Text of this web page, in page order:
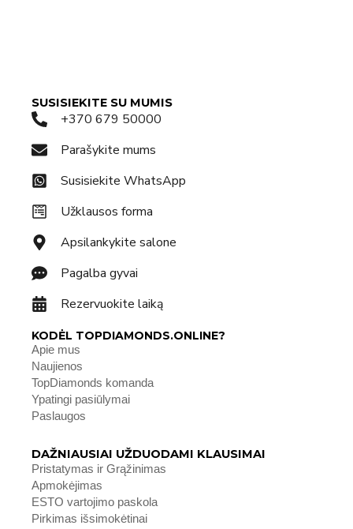
SUSISIEKITE SU MUMIS
+370 679 50000
Parašykite mums
Susisiekite WhatsApp
Užklausos forma
Apsilankykite salone
Pagalba gyvai
Rezervuokite laiką
KODĖL TOPDIAMONDS.ONLINE?
Apie mus
Naujienos
TopDiamonds komanda
Ypatingi pasiūlymai
Paslaugos
DAŽNIAUSIAI UŽDUODAMI KLAUSIMAI
Pristatymas ir Grąžinimas
Apmokėjimas
ESTO vartojimo paskola
Pirkimas išsimokėtinai